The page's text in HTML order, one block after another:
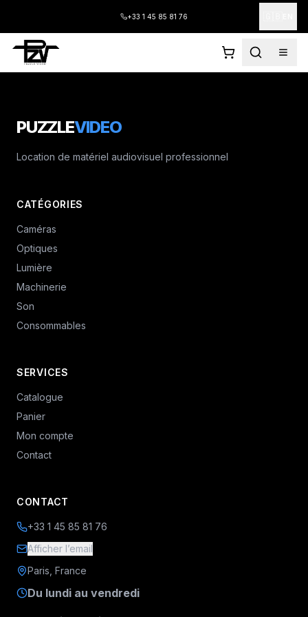
+33 1 45 85 81 76
PUZZLEVIDEO
Location de matériel audiovisuel professionnel
CATÉGORIES
Caméras
Optiques
Lumière
Machinerie
Son
Consommables
SERVICES
Catalogue
Panier
Mon compte
Contact
CONTACT
+33 1 45 85 81 76
Afficher l’email
Paris, France
Du lundi au vendredi